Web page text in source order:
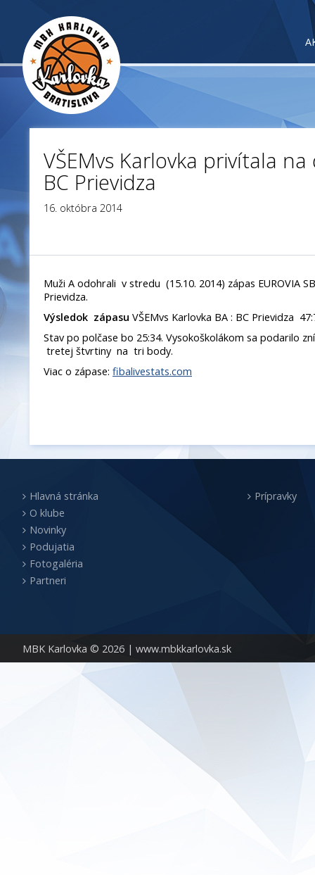
VŠEMvs Karlovka privítala
BC Prievidza
16. októbra 2014
Muži A odohrali v stredu (15.10. 2014) zápas EUROVIA
Prievidza.
Výsledok zápasu VŠEMvs Karlovka BA : BC Prievidza
Stav po polčase bo 25:34. Vysokoškolákom sa podarilo
tretej štvrtiny na tri body.
Viac o zápase: fibalivestats.com
MBK Karlovka © 2026 | www.mbkkarlovka.sk
Hlavná stránka
O klube
Novinky
Podujatia
Fotogaléria
Partneri
Prípravky